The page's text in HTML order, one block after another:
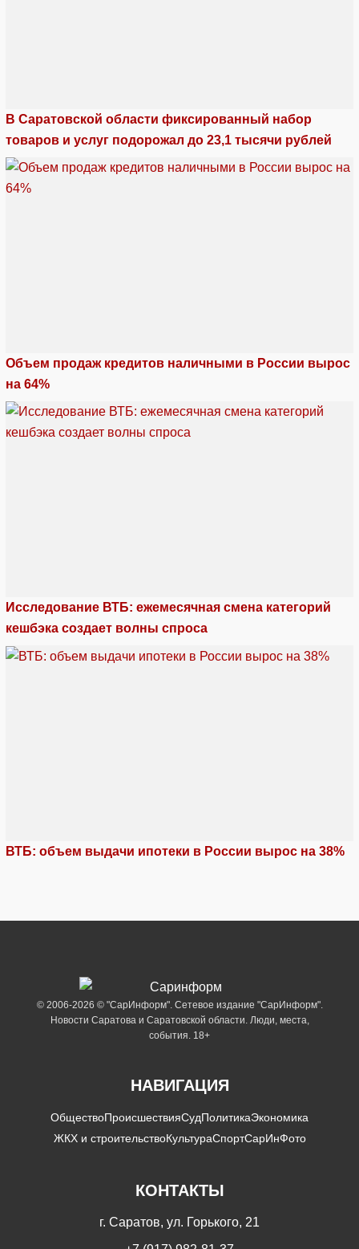
В Саратовской области фиксированный набор
товаров и услуг подорожал до 23,1 тысячи рублей
Объем продаж кредитов наличными в России вырос
на 64%
Исследование ВТБ: ежемесячная смена категорий
кешбэка создает волны спроса
ВТБ: объем выдачи ипотеки в России вырос на 38%
© 2006-2026 © "СарИнформ". Сетевое издание "СарИнформ".
Новости Саратова и Саратовской области. Люди, места,
события. 18+
НАВИГАЦИЯ
ОбществоПроисшествияСудПолитикаЭкономика
ЖКХ и строительствоКультураСпортСарИнФото
КОНТАКТЫ
г. Саратов, ул. Горького, 21